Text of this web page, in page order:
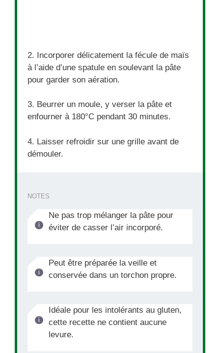
2. Incorporer délicatement la fécule de maïs
à l’aide d’une spatule en soulevant la pâte
pour garder son aération.
3. Beurrer un moule, y verser la pâte et
enfourner à 180°C pendant 30 minutes.
4. Laisser refroidir sur une grille avant de
démouler.
NOTES
Ne pas trop mélanger la pâte pour
éviter de casser l’air incorporé.
Peut être préparée la veille et
conservée dans un torchon propre.
Idéale pour les intolérants au gluten,
cette recette ne contient aucune
levure.